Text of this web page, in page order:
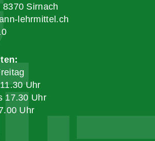
Sirnach
lehrmittel.ch
Uhr
17.30 Uhr
Uhr